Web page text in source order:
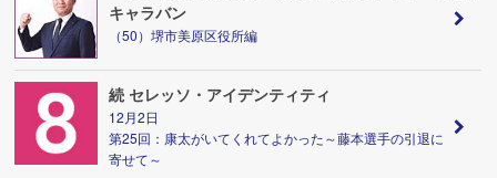
キャラバン
（50）堺市美原区役所編
続 セレッソ・アイデンティティ
12月2日
第25回：康太がいてくれてよかった～藤本選手の引退に
寄せて～